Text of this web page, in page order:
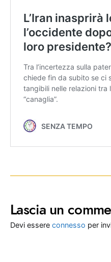
Lascia un
Devi essere connesso per